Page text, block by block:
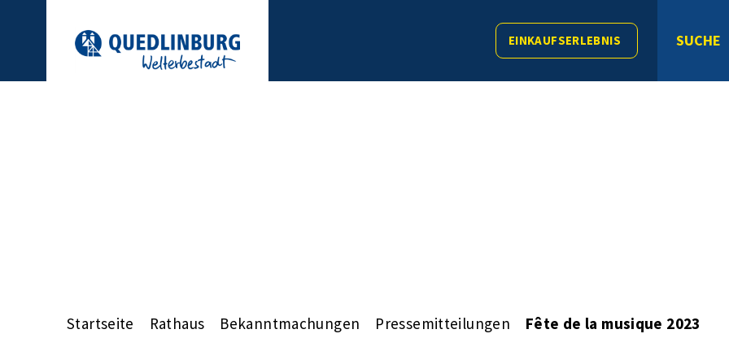
EINKAUFSERLEBNIS SUCHE
Startseite Rathaus Bekanntmachungen Pressemitteilungen Fête de la musique 2023